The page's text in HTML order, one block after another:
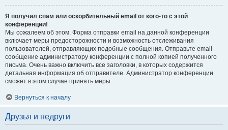
Я получил спам или оскорбительный email от кого-то с этой
конференции!
Мы сожалеем об этом. Форма отправки email на данной конференции
включает меры предосторожности и возможность отслеживания
пользователей, отправляющих подобные сообщения. Отправьте email-
сообщение администратору конференции с полной копией полученного
письма. Очень важно включить все заголовки, в которых содержится
детальная информация об отправителе. Администратор конференции
сможет в этом случае принять меры.
Вернуться к началу
Друзья и недруги